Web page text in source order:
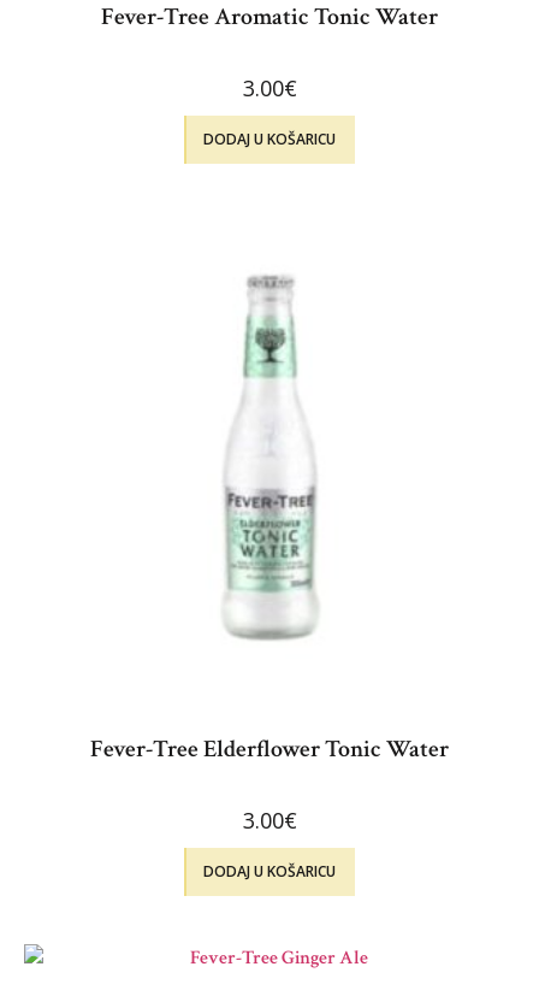
Fever-Tree Aromatic Tonic Water
3.00€
DODAJ U KOŠARICU
Fever-Tree Elderflower Tonic Water
3.00€
DODAJ U KOŠARICU